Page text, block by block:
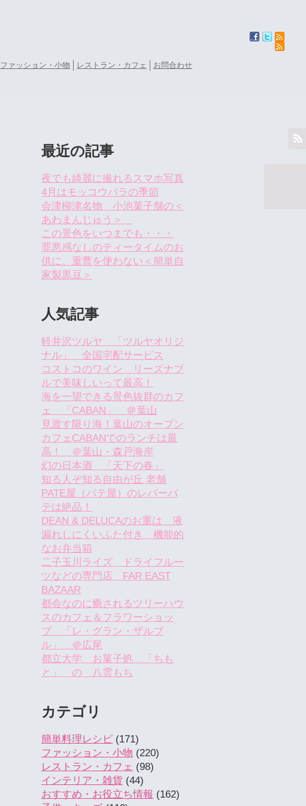
ファッション・小物 レストラン・カフェ お問合わせ
最近の記事
夜でも綺麗に撮れるスマホ写真
4月はモッコウバラの季節
会津柳津名物 小池菓子舗の＜
あわまんじゅう＞
この景色をいつまでも・・・
罪悪感なしのティータイムのお
供に。重曹を使わない＜簡単自
家製黒豆＞
人気記事
軽井沢ツルヤ 「ツルヤオリジ
ナル」 全国宅配サービス
コストコのワイン リーズナブ
ルで美味しいって最高！
海を一望できる景色抜群のカフ
ェ 「CABAN」 ＠葉山
見渡す限り海！葉山のオープン
カフェCABANでのランチは最
高！ ＠葉山・森戸海岸
幻の日本酒 「天下の春」
知る人ぞ知る自由が丘 老舗
PATE屋（パテ屋）のレバーパ
テは絶品！
DEAN & DELUCAのお重は 液
漏れしにくいふた付き 機能的
なお弁当箱
二子玉川ライズ ドライフルー
ツなどの専門店 FAR EAST
BAZAAR
都会なのに癒されるツリーハウ
スのカフェ＆フラワーショッ
プ 「レ・グラン・ザルブ
ル」 ＠広尾
都立大学 お菓子処 「ちも
と」 の 八雲もち
カテゴリ
簡単料理レシピ (171)
ファッション・小物 (220)
レストラン・カフェ (98)
インテリア・雑貨 (44)
おすすめ・お役立ち情報 (162)